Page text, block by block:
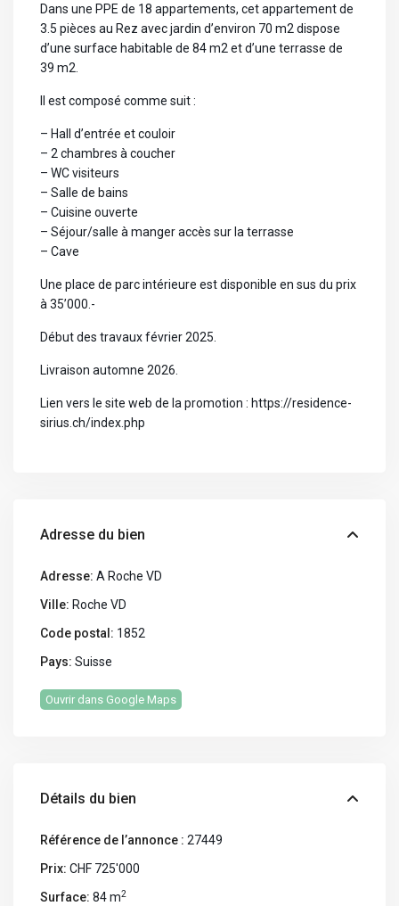
Dans une PPE de 18 appartements, cet appartement de
3.5 pièces au Rez avec jardin d’environ 70 m2 dispose
d’une surface habitable de 84 m2 et d’une terrasse de
39 m2.
Il est composé comme suit :
– Hall d’entrée et couloir
– 2 chambres à coucher
– WC visiteurs
– Salle de bains
– Cuisine ouverte
– Séjour/salle à manger accès sur la terrasse
– Cave
Une place de parc intérieure est disponible en sus du prix
à 35’000.-
Début des travaux février 2025.
Livraison automne 2026.
Lien vers le site web de la promotion : https://residence-
sirius.ch/index.php
Adresse du bien
Adresse: A Roche VD
Ville: Roche VD
Code postal: 1852
Pays: Suisse
Ouvrir dans Google Maps
Détails du bien
Référence de l’annonce : 27449
Prix: CHF 725'000
Surface: 84 m2